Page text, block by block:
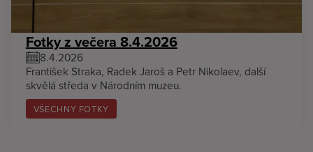
Fotky z večera 8.4.2026
8.4.2026
František Straka, Radek Jaroš a Petr Nikolaev, další
skvělá středa v Národním muzeu.
VŠECHNY FOTKY